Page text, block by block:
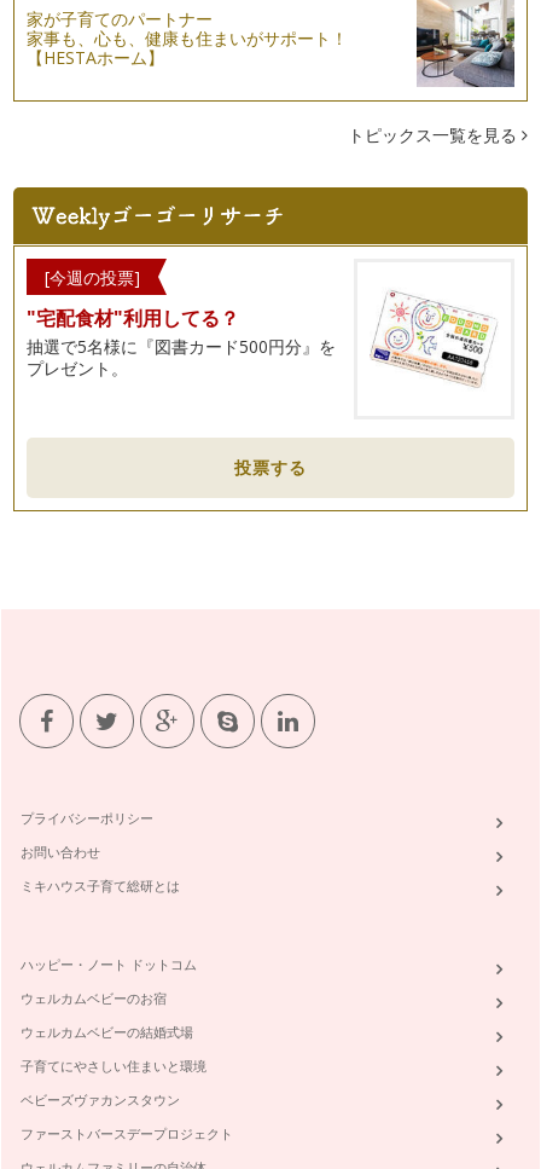
家が子育てのパートナー
家事も、心も、健康も住まいがサポート！
【HESTAホーム】
トピックス一覧を見る
[今週の投票]
"宅配食材"利用してる？
抽選で5名様に『図書カード500円分』を
プレゼント。
投票する
プライバシーポリシー
お問い合わせ
ミキハウス子育て総研とは
ハッピー・ノート ドットコム
ウェルカムベビーのお宿
ウェルカムベビーの結婚式場
子育てにやさしい住まいと環境
ベビーズヴァカンスタウン
ファーストバースデープロジェクト